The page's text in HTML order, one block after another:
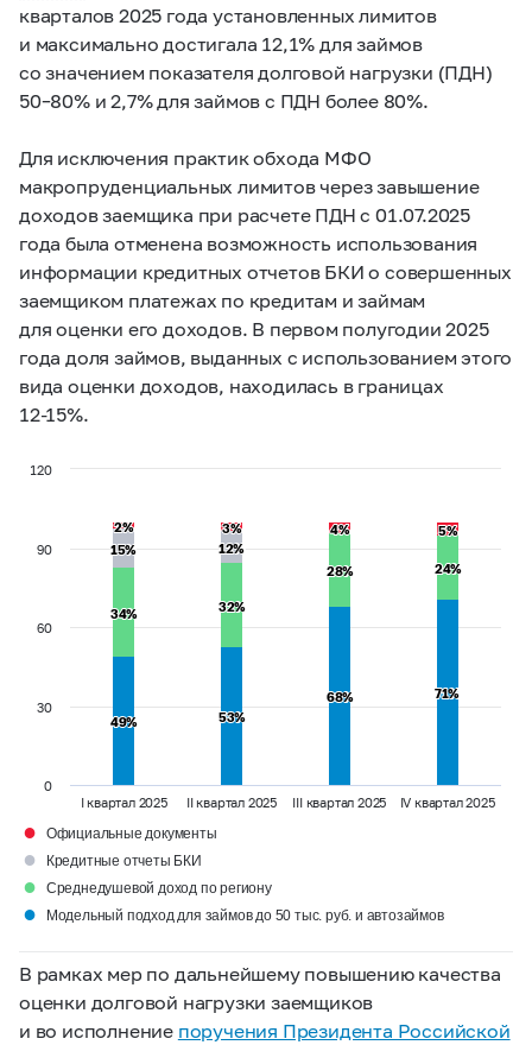
кварталов 2025 года установленных лимитов
и максимально достигала 12,1% для займов
со значением показателя долговой нагрузки (ПДН)
50–80% и 2,7% для займов с ПДН более 80%.
Для исключения практик обхода МФО
макропруденциальных лимитов через завышение
доходов заемщика при расчете ПДН с 01.07.2025
года была отменена возможность использования
информации кредитных отчетов БКИ о совершенных
заемщиком платежах по кредитам и займам
для оценки его доходов. В первом полугодии 2025
года доля займов, выданных с использованием этого
вида оценки доходов, находилась в границах
12-15%.
2%
2% 3%
3% 4%
4% 5%
5%
15%
15% 12%
12%
34%
34% 32%
32%
28%
28% 24%
24%
49%
49% 53%
53%
68%
68% 71%
71%
I квартал 2025 II квартал 2025 III квартал 2025 IV квартал 2025
0
30
60
90
120
● Официальные документы
● Кредитные отчеты БКИ
● Среднедушевой доход по региону
● Модельный подход для займов до 50 тыс. руб. и автозаймов
В рамках мер по дальнейшему повышению качества
оценки долговой нагрузки заемщиков
и во исполнение поручения Президента Российской